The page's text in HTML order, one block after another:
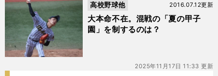
大本命不在。混戦の「夏の甲子
園」を制するのは？
2016.07.12更新
高校野球他
2025年11月17日 11:33 更新